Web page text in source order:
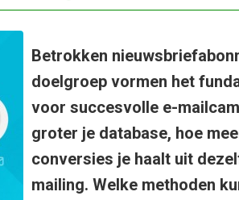
Betrokken
doelgroep vormen het
voor succesvolle e-
groter je database, hoe
conversies je haalt uit
mailing. Welke methoden